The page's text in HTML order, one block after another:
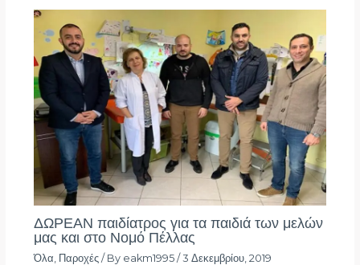
ΔΩΡΕΑΝ παιδίατρος για τα παιδιά των μελών
μας και στο Νομό Πέλλας
Όλα Παροχές/ By eakm1995 /3 Δεκεμβρίου, 2019